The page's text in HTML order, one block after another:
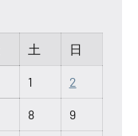
土 日
1 2
8 9